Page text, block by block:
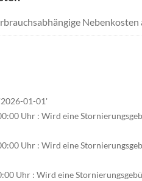
01-01'
Uhr : Wird eine
Uhr : Wird eine
Uhr : Wird eine